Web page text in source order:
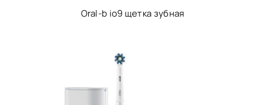
Oral-b io9 щетка зубная